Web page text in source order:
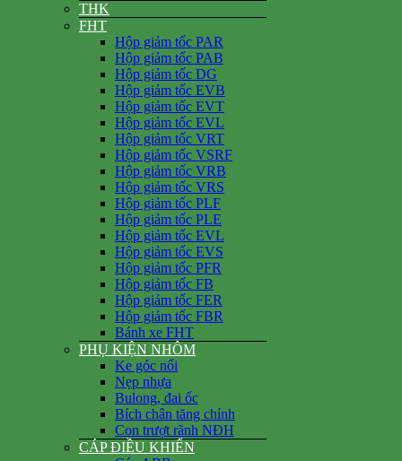
THK
FHT
Hộp giảm tốc PAR
Hộp giảm tốc PAB
Hộp giảm tốc DG
Hộp giảm tốc EVB
Hộp giảm tốc EVT
Hộp giảm tốc EVL
Hộp giảm tốc VRT
Hộp giảm tốc VSRF
Hộp giảm tốc VRB
Hộp giảm tốc VRS
Hộp giảm tốc PLF
Hộp giảm tốc PLE
Hộp giảm tốc EVL
Hộp giảm tốc EVS
Hộp giảm tốc PFR
Hộp giảm tốc FB
Hộp giảm tốc FER
Hộp giảm tốc FBR
Bánh xe FHT
PHỤ KIỆN NHÔM
Ke góc nổi
Nẹp nhựa
Bulong, đai ốc
Bích chân tăng chỉnh
Con trượt rãnh NĐH
CÁP ĐIỀU KHIỂN